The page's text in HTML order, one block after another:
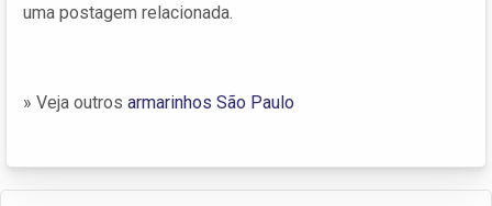
uma postagem relacionada.
» Veja outros armarinhos São Paulo